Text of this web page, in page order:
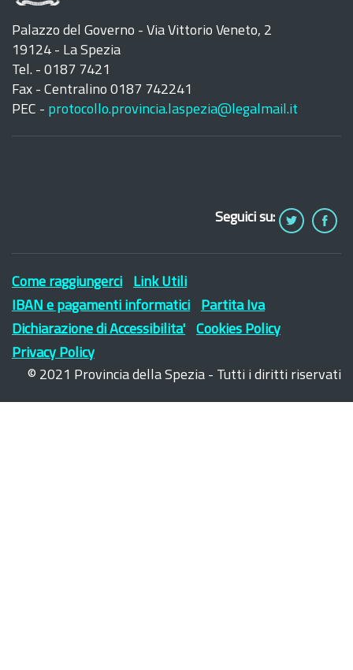
Palazzo del Governo - Via Vittorio Veneto, 2
19124 - La Spezia
Tel. - 0187 7421
Fax - Centralino 0187 742241
PEC - protocollo.provincia.laspezia@legalmail.it
Seguici su:
Come raggiungerci
Link Utili
IBAN e pagamenti informatici
Partita Iva
Dichiarazione di Accessibilita'
Cookies Policy
Privacy Policy
© 2021 Provincia della Spezia - Tutti i diritti riservati